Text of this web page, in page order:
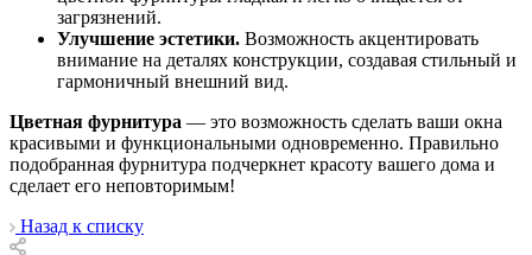
загрязнений.
Улучшение эстетики. Возможность акцентировать
внимание на деталях конструкции, создавая стильный и
гармоничный внешний вид.
Цветная фурнитура — это возможность сделать ваши окна
красивыми и функциональными одновременно. Правильно
подобранная фурнитура подчеркнет красоту вашего дома и
сделает его неповторимым!
Назад к списку